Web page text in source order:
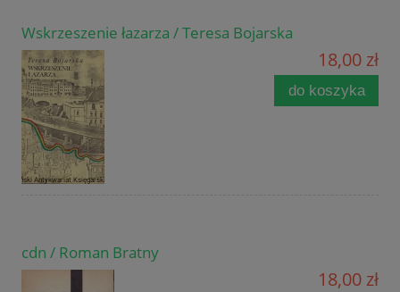
Wskrzeszenie łazarza / Teresa Bojarska
18,00 zł
do koszyka
cdn / Roman Bratny
18,00 zł